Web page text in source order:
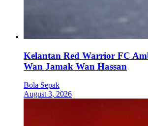
Kelantan Red Warrior FC
Wan Jamak Wan Hassan
Bola Sepak
August 3, 2026